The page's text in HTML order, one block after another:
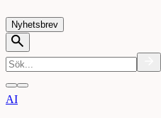
Nyhetsbrev
AI